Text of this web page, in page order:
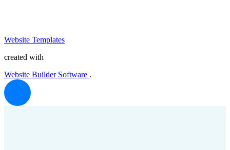
Website Templates
created with
Website Builder Software .